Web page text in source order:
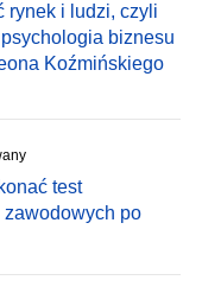
rynek i ludzi, czyli
biznesu
Koźmińskiego
test
po